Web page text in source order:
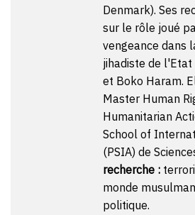
Denmark). Ses
sur le rôle joué
vengeance dans
jihadiste de l'Etat
et Boko Haram.
Master Human
Humanitarian
School of
(PSIA) de
recherche :
monde
politique.